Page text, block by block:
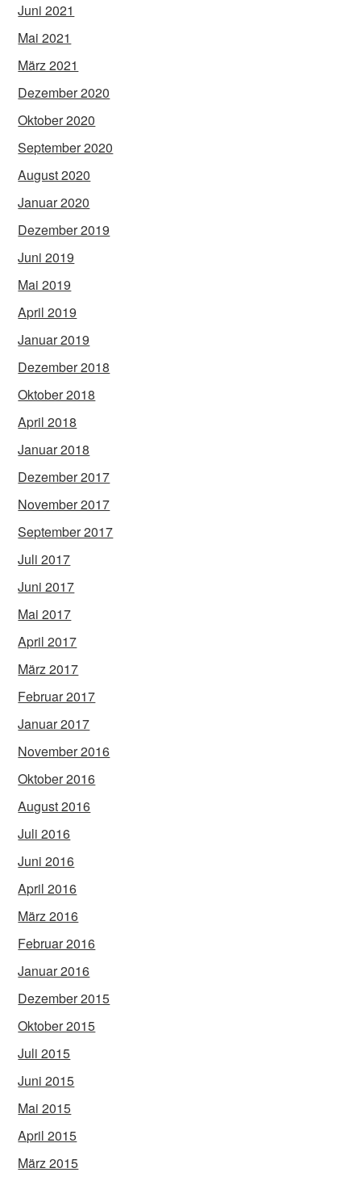
Juni 2021
Mai 2021
März 2021
Dezember 2020
Oktober 2020
September 2020
August 2020
Januar 2020
Dezember 2019
Juni 2019
Mai 2019
April 2019
Januar 2019
Dezember 2018
Oktober 2018
April 2018
Januar 2018
Dezember 2017
November 2017
September 2017
Juli 2017
Juni 2017
Mai 2017
April 2017
März 2017
Februar 2017
Januar 2017
November 2016
Oktober 2016
August 2016
Juli 2016
Juni 2016
April 2016
März 2016
Februar 2016
Januar 2016
Dezember 2015
Oktober 2015
Juli 2015
Juni 2015
Mai 2015
April 2015
März 2015